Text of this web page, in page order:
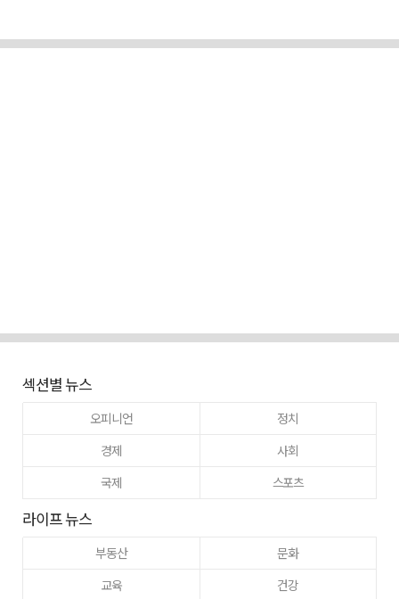
섹션별 뉴스
오피니언
정치
경제
사회
국제
스포츠
라이프 뉴스
부동산
문화
교육
건강